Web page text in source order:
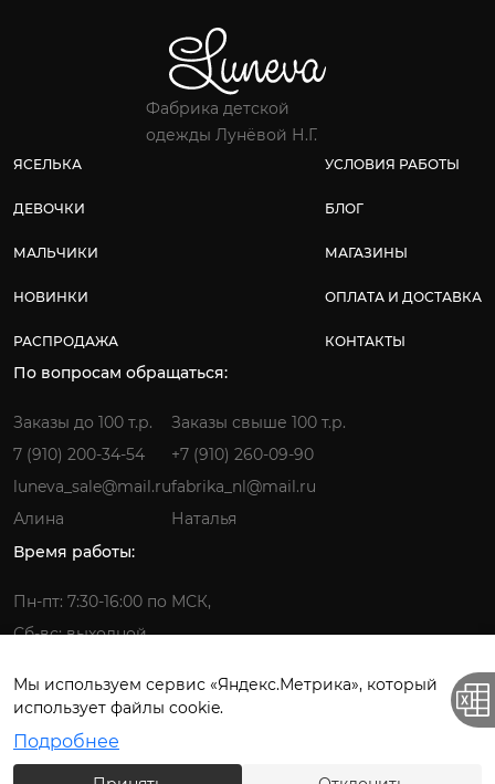
Фабрика детской
одежды Лунёвой Н.Г.
ЯСЕЛЬКА
ДЕВОЧКИ
МАЛЬЧИКИ
НОВИНКИ
РАСПРОДАЖА
УСЛОВИЯ РАБОТЫ
БЛОГ
МАГАЗИНЫ
ОПЛАТА И ДОСТАВКА
КОНТАКТЫ
По вопросам обращаться:
Заказы до 100 т.р.
7 (910) 200-34-54
luneva_sale@mail.ru
Алина
Заказы свыше 100 т.р.
+7 (910) 260-09-90
fabrika_nl@mail.ru
Наталья
Время работы:
Пн-пт: 7:30-16:00 по МСК,
Сб-вс: выходной
Фабрика детской одежды © 2026.
Мы используем сервис «Яндекс.Метрика», который
использует файлы cookie.
Подробнее